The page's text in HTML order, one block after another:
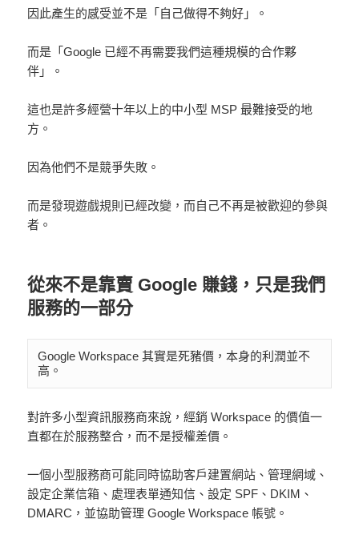
因此產生的感受並不是「自己做得不夠好」。
而是「Google 已經不再需要我們這種規模的合作夥
伴」。
這也是許多經營十年以上的中小型 MSP 最難接受的地
方。
因為他們不是競爭失敗。
而是發現遊戲規則已經改變，而自己不再是被歡迎的參與
者。
從來不是靠賣 Google 賺錢，只是我們
服務的一部分
Google Workspace 其實是死豬價，本身的利潤並不
高。
對許多小型資訊服務商來說，經銷 Workspace 的價值一
直都在於服務整合，而不是授權差價。
一個小型服務商可能同時協助客戶建置網站、管理網域、
設定企業信箱、處理表單通知信、設定 SPF、DKIM、
DMARC，並協助管理 Google Workspace 帳號。